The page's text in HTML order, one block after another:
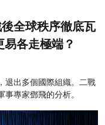
全球秩序徹底瓦
各走極端？
退出多個國際組織。二戰
專家鄧飛的分析。